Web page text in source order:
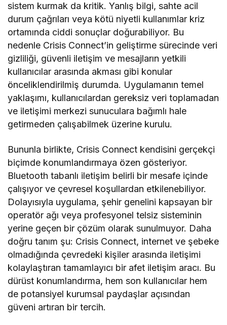
sistem kurmak da kritik. Yanlış bilgi, sahte acil
durum çağrıları veya kötü niyetli kullanımlar kriz
ortamında ciddi sonuçlar doğurabiliyor. Bu
nedenle Crisis Connect’in geliştirme sürecinde veri
gizliliği, güvenli iletişim ve mesajların yetkili
kullanıcılar arasında akması gibi konular
önceliklendirilmiş durumda. Uygulamanın temel
yaklaşımı, kullanıcılardan gereksiz veri toplamadan
ve iletişimi merkezi sunuculara bağımlı hale
getirmeden çalışabilmek üzerine kurulu.
Bununla birlikte, Crisis Connect kendisini gerçekçi
biçimde konumlandırmaya özen gösteriyor.
Bluetooth tabanlı iletişim belirli bir mesafe içinde
çalışıyor ve çevresel koşullardan etkilenebiliyor.
Dolayısıyla uygulama, şehir genelini kapsayan bir
operatör ağı veya profesyonel telsiz sisteminin
yerine geçen bir çözüm olarak sunulmuyor. Daha
doğru tanım şu: Crisis Connect, internet ve şebeke
olmadığında çevredeki kişiler arasında iletişimi
kolaylaştıran tamamlayıcı bir afet iletişim aracı. Bu
dürüst konumlandırma, hem son kullanıcılar hem
de potansiyel kurumsal paydaşlar açısından
güveni artıran bir tercih.